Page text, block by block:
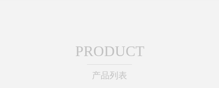
PRODUCT
产品列表